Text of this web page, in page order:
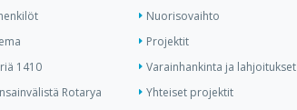
1410
Rotarya
Nuorisovaihto
Projektit
Varainhankinta ja lahjoitukset
Yhteiset projektit